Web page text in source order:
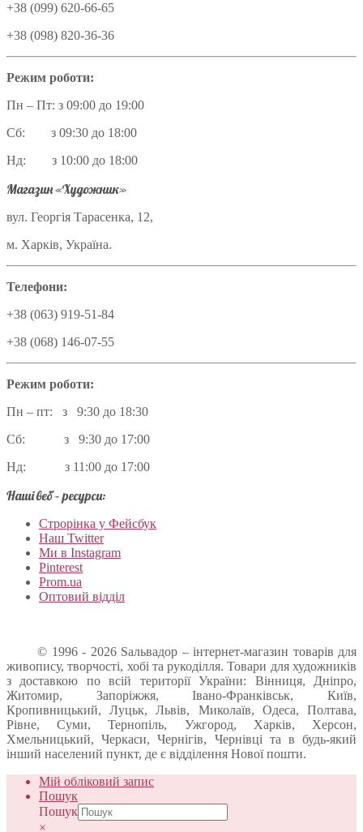
+38 (099) 620-66-65
+38 (098) 820-36-36
Режим роботи:
Пн – Пт: з 09:00 до 19:00
Сб: з 09:30 до 18:00
Нд: з 10:00 до 18:00
Магазин «Художник»
вул. Георгія Тарасенка, 12,
м. Харків, Україна.
Телефони:
+38 (063) 919-51-84
+38 (068) 146-07-55
Режим роботи:
Пн – пт: з 9:30 до 18:30
Сб: з 9:30 до 17:00
Нд: з 11:00 до 17:00
Наші веб – ресурси:
Строрінка у Фейсбук
Наш Twitter
Ми в Instagram
Pinterest
Prom.ua
Оптовий відділ
© 1996 - 2026 Sальвадор – інтернет-магазин товарів для
живопису, творчості, хобі та рукоділля. Товари для художників
з доставкою по всій території України: Вінниця, Дніпро,
Житомир, Запоріжжя, Івано-Франківськ, Київ,
Кропивницький, Луцьк, Львів, Миколаїв, Одеса, Полтава,
Рівне, Суми, Тернопіль, Ужгород, Харків, Херсон,
Хмельницький, Черкаси, Чернігів, Чернівці та в будь-який
інший населений пункт, де є відділення Нової пошти.
Мій обліковий запис
Пошук
Пошук
×